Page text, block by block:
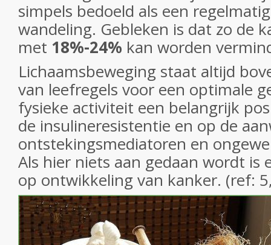
simpels bedoeld als een
wandeling. Gebleken is dat zo de
met 18%-24% kan worden
Lichaamsbeweging staat altijd
van leefregels voor een optimale
fysieke activiteit een belangrijk
de insulineresistentie en op de
ontstekingsmediatoren en
Als hier niets aan gedaan wordt is
op ontwikkeling van kanker. (ref: